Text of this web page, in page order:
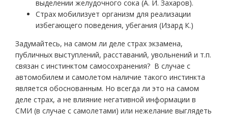
выделении желудочного сока (А. И. Захаров).
Страх мобилизует организм для реализации
избегающего поведения, убегания (Изард К.)
Задумайтесь, на самом ли деле страх экзамена,
публичных выступлений, расставаний, увольнений и т.п.
связан с инстинктом самосохранения? В случае с
автомобилем и самолетом наличие такого инстинкта
является обоснованным. Но всегда ли это на самом
деле страх, а не влияние негативной информации в
СМИ (в случае с самолетами) или нежелание выглядеть